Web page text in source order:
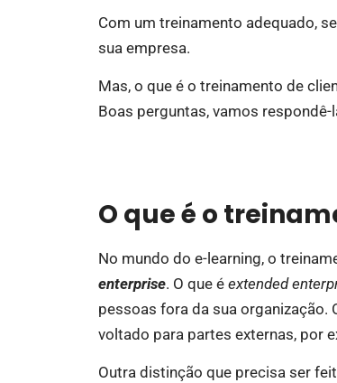
Com um treinamento adequado,
sua empresa.
Mas, o que é o treinamento de
Boas perguntas, vamos respondê-
O que é o
No mundo do e-learning, o
enterprise. O que é extended
pessoas fora da sua organização.
voltado para partes externas, por
Outra distinção que precisa ser